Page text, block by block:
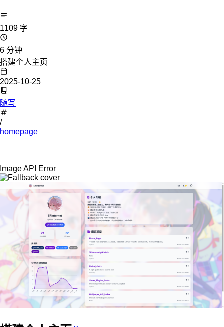
1109 字
6 分钟
搭建个人主页
2025-10-25
随写
/
homepage
Image API Error